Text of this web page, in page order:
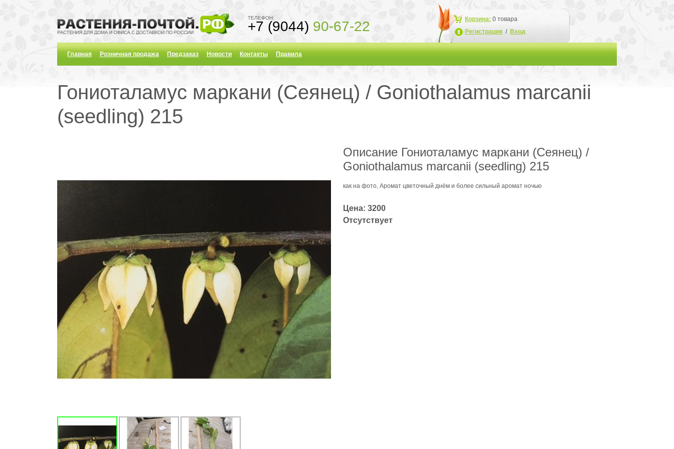
ТЕЛЕФОН:
+7 (9044) 90-67-22 Корзина: 0 товара
Регистрация / Вход
Главная Розничная продажа Предзаказ Новости Контакты Правила
Гониоталамус маркани (Сеянец) / Goniothalamus marcanii
(seedling) 215
Описание Гониоталамус маркани (Сеянец) /
Goniothalamus marcanii (seedling) 215
как на фото, Аромат цветочный днём и более сильный аромат ночью
Цена: 3200
Отсутствует